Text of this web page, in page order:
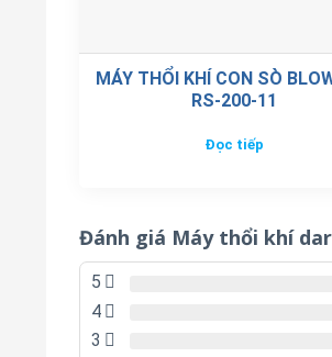
MÁY THỔI KHÍ CON SÒ
RS-200-11
Đọc tiếp
Đánh giá Máy thổi khí
5
4
3